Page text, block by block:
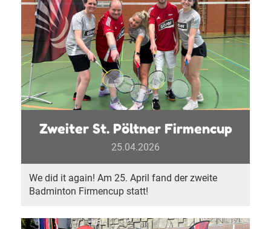
Zweiter St. Pöltner Firmencup
25.04.2026
We did it again! Am 25. April fand der zweite
Badminton Firmencup statt!